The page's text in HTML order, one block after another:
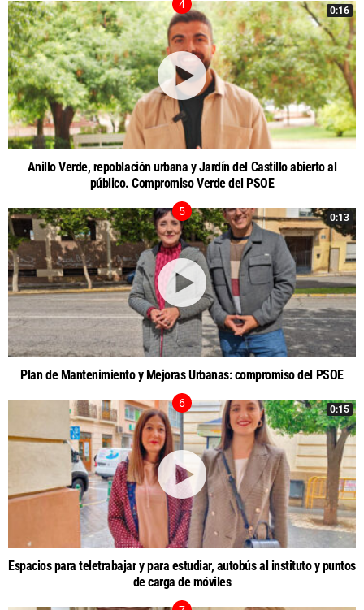
0:16
Anillo Verde, repoblación urbana y Jardín del Castillo abierto al
público. Compromiso Verde del PSOE
0:13
Plan de Mantenimiento y Mejoras Urbanas: compromiso del PSOE
0:15
Espacios para teletrabajar y para estudiar, autobús al instituto y puntos
de carga de móviles